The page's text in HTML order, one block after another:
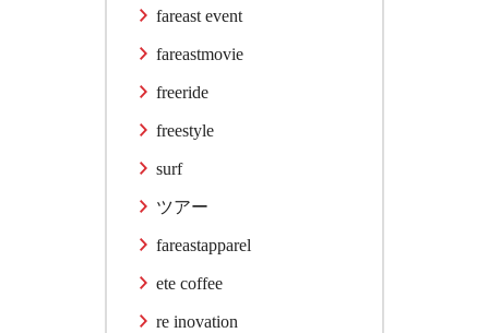
fareast event
fareastmovie
freeride
freestyle
surf
ツアー
fareastapparel
ete coffee
re inovation